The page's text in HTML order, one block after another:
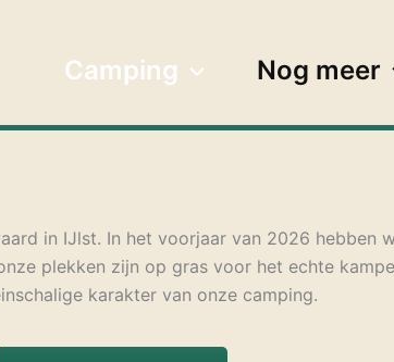
Camping Nog meer
in IJlst. In het voorjaar van 2026 hebben
plekken zijn op gras voor het echte
karakter van onze camping.